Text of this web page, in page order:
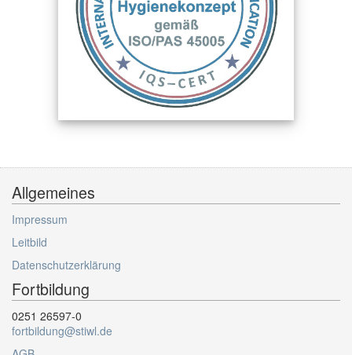
Allgemeines
Impressum
Leitbild
Datenschutzerklärung
Fortbildung
0251 26597-0
fortbildung@stiwl.de